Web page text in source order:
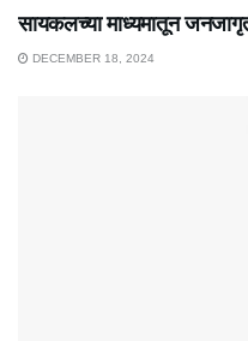
सायकलच्या माध्यमातून
DECEMBER 18, 2024